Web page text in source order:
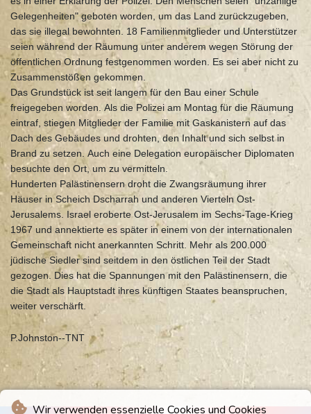
Wir verwenden essenzielle Cookies und Cookies
Gelegenheiten" geboten worden, um das Land zurückzugeben,
das sie illegal bewohnten. 18 Familienmitglieder und Unterstützer
seien während der Räumung unter anderem wegen Störung der
öffentlichen Ordnung festgenommen worden. Es sei aber nicht zu
Zusammenstößen gekommen.
Das Grundstück ist seit langem für den Bau einer Schule
freigegeben worden. Als die Polizei am Montag für die Räumung
eintraf, stiegen Mitglieder der Familie mit Gaskanistern auf das
Dach des Gebäudes und drohten, den Inhalt und sich selbst in
Brand zu setzen. Auch eine Delegation europäischer Diplomaten
besuchte den Ort, um zu vermitteln.
Hunderten Palästinensern droht die Zwangsräumung ihrer
Häuser in Scheich Dscharrah und anderen Vierteln Ost-
Jerusalems. Israel eroberte Ost-Jerusalem im Sechs-Tage-Krieg
1967 und annektierte es später in einem von der internationalen
Gemeinschaft nicht anerkannten Schritt. Mehr als 200.000
jüdische Siedler sind seitdem in den östlichen Teil der Stadt
gezogen. Dies hat die Spannungen mit den Palästinensern, die
die Stadt als Hauptstadt ihres künftigen Staates beanspruchen,
weiter verschärft.
P.Johnston--TNT